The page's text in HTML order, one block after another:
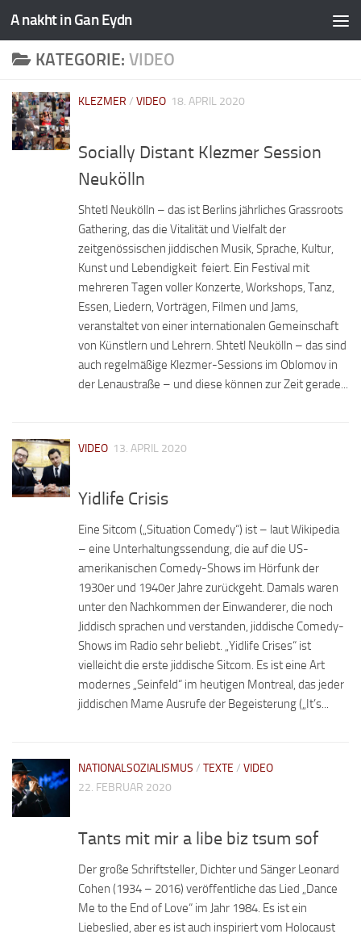
A nakht in Gan Eydn
KATEGORIE: VIDEO
KLEZMER / VIDEO 18. APRIL 2020
Socially Distant Klezmer Session
Neukölln
Shtetl Neukölln – das ist Berlins jährliches Grassroots
Gathering, das die Vitalität und Vielfalt der
zeitgenössischen jiddischen Musik, Sprache, Kultur,
Kunst und Lebendigkeit feiert. Ein Festival mit
mehreren Tagen voller Konzerte, Workshops, Tanz,
Essen, Liedern, Vorträgen, Filmen und Jams,
veranstaltet von einer internationalen Gemeinschaft
von Künstlern und Lehrern.​ Shtetl Neukölln – das sind
auch regelmäßige Klezmer-Sessions im Oblomov in
der Lenaustraße – und diese können zur Zeit gerade...
VIDEO 13. APRIL 2020
Yidlife Crisis
Eine Sitcom („Situation Comedy“) ist – laut Wikipedia
– eine Unterhaltungssendung, die auf die US-
amerikanischen Comedy-Shows im Hörfunk der
1930er und 1940er Jahre zurückgeht. Damals waren
unter den Nachkommen der Einwanderer, die noch
Jiddisch sprachen und verstanden, jiddische Comedy-
Shows im Radio sehr beliebt. „Yidlife Crises“ ist
vielleicht die erste jiddische Sitcom. Es ist eine Art
modernes „Seinfeld“ im heutigen Montreal, das jeder
jiddischen Mame Ausrufe der Begeisterung („It’s...
NATIONALSOZIALISMUS / TEXTE / VIDEO
22. FEBRUAR 2020
Tants mit mir a libe biz tsum sof
Der große Schriftsteller, Dichter und Sänger Leonard
Cohen (1934 – 2016) veröffentliche das Lied „Dance
Me to the End of Love“ im Jahr 1984. Es ist ein
Liebeslied, aber es ist auch inspiriert vom Holocaust